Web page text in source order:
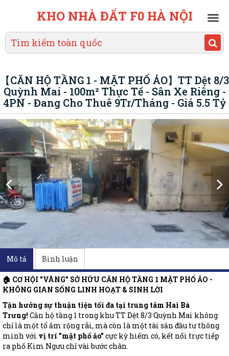
KHO NHÀ ĐẤT F0 HÀ NỘI
【CĂN HỘ TẦNG 1 - MẶT PHỐ ẢO】TT Dệt 8/3
Quỳnh Mai - 100m² Thực Tế - Sân Xe Riêng -
4PN - Đang Cho Thuê 9Tr/Tháng - Giá 5.5 Tỷ
Mô tả Bình luận
🏠 CƠ HỘI "VÀNG" SỞ HỮU CĂN HỘ TẦNG 1 MẶT PHỐ ẢO -
KHÔNG GIAN SỐNG LINH HOẠT & SINH LỜI
Tận hưởng sự thuận tiện tối đa tại trung tâm Hai Bà
Trưng! Căn hộ tầng 1 trong khu TT Dệt 8/3 Quỳnh Mai không
chỉ là một tổ ấm rộng rãi, mà còn là một tài sản đầu tư thông
minh với vị trí "mặt phố ảo" cực kỳ hiếm có, kết nối trực tiếp
ra phố Kim Ngưu chỉ vài bước chân.